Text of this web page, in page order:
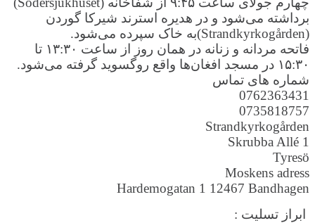
برداشته می‌شود و در هدیره استرند شیرکا گوردن
(Strandkyrkogården)به خاک سپرده می‌شود.
فاتحه مردانه و زنانه در همان روز از ساعت ۱۳:۳۰ تا
۱۵:۳۰ در مسجد افغان‌ها واقع روگسوید گرفته می‌شود.
شماره های تماس
0762363431
0735818757
Strandkyrkogården
Skrubba Allé 1
Tyresö
Moskens adress
Hardemogatan 1 12467 Bandhagen
ابراز تسلیت :